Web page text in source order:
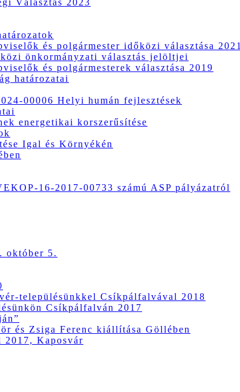
Választás 2023
és polgármester időközi választása 2021
önkormányzati választás jelöltjei
és polgármesterek választása 2019
határozatai
00006 Helyi humán fejlesztések
energetikai korszerűsítése
Igal és Környékén
16-2017-00733 számú ASP pályázatról
október 5.
településünkkel Csíkpálfalvával 2018
Csíkpálfalván 2017
és Zsiga Ferenc kiállítása Göllében
2017, Kaposvár